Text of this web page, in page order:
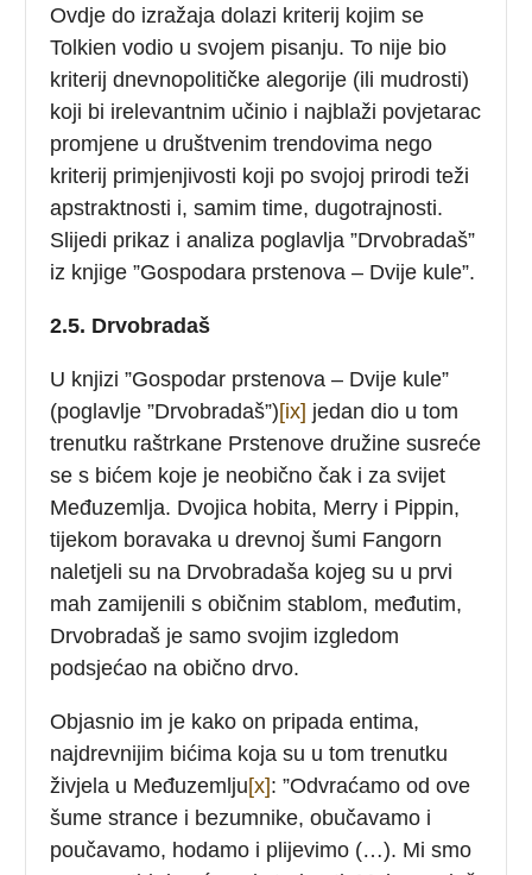
Ovdje do izražaja dolazi kriterij kojim se
Tolkien vodio u svojem pisanju. To nije bio
kriterij dnevnopolitičke alegorije (ili mudrosti)
koji bi irelevantnim učinio i najblaži povjetarac
promjene u društvenim trendovima nego
kriterij primjenjivosti koji po svojoj prirodi teži
apstraktnosti i, samim time, dugotrajnosti.
Slijedi prikaz i analiza poglavlja ”Drvobradaš”
iz knjige ”Gospodara prstenova – Dvije kule”.
2.5. Drvobradaš
U knjizi ”Gospodar prstenova – Dvije kule”
(poglavlje ”Drvobradaš”)[ix] jedan dio u tom
trenutku raštrkane Prstenove družine susreće
se s bićem koje je neobično čak i za svijet
Međuzemlja. Dvojica hobita, Merry i Pippin,
tijekom boravaka u drevnoj šumi Fangorn
naletjeli su na Drvobradaša kojeg su u prvi
mah zamijenili s običnim stablom, međutim,
Drvobradaš je samo svojim izgledom
podsjećao na obično drvo.
Objasnio im je kako on pripada entima,
najdrevnijim bićima koja su u tom trenutku
živjela u Međuzemlju[x]: ”Odvraćamo od ove
šume strance i bezumnike, obučavamo i
poučavamo, hodamo i plijevimo (…). Mi smo